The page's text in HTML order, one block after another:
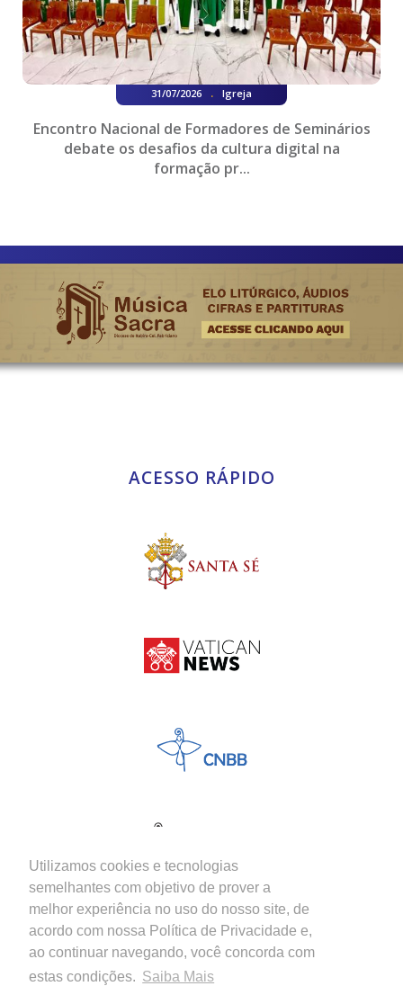
Utilizamos cookies e tecnologias
semelhantes com objetivo de prover a
melhor experiência no uso do nosso site, de
acordo com nossa Política de Privacidade e,
ao continuar navegando, você concorda com
estas condições. Saiba Mais
31/07/2026 . Igreja
Encontro Nacional de Formadores de Seminários
debate os desafios da cultura digital na
formação pr...
ACESSO RÁPIDO